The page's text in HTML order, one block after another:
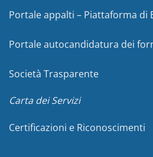
Portale appalti – Piattaforma di
Portale autocandidatura dei
Società Trasparente
Carta dei Servizi
Certificazioni e Riconoscimenti